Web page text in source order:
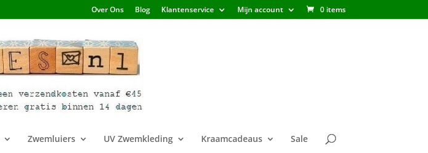
Over Ons Blog Klantenservice Mijn account 0 items
Zwemluiers UV Zwemkleding Kraamcadeaus Sale